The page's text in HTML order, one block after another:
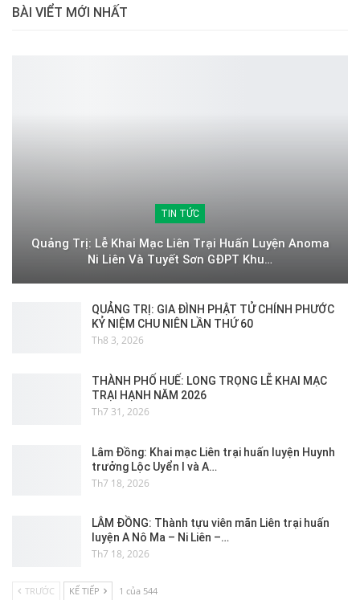
BÀI VIỂT MỚI NHẤT
TIN TỨC
Quảng Trị: Lễ Khai Mạc Liên Trại Huấn Luyện Anoma
Ni Liên Và Tuyết Sơn GĐPT Khu…
QUẢNG TRỊ: GIA ĐÌNH PHẬT TỬ CHÍNH PHƯỚC
KỶ NIỆM CHU NIÊN LẦN THỨ 60
Th8 3, 2026
THÀNH PHỐ HUẾ: LONG TRỌNG LỄ KHAI MẠC
TRẠI HẠNH NĂM 2026
Th7 31, 2026
Lâm Đồng: Khai mạc Liên trại huấn luyện Huynh
trưởng Lộc Uyển I và A…
Th7 18, 2026
LÂM ĐỒNG: Thành tựu viên mãn Liên trại huấn
luyện A Nô Ma – Ni Liên –…
Th7 18, 2026
TRƯỚC KẾ TIẾP 1 của 544